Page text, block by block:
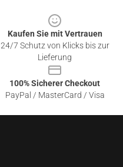
Kaufen Sie mit Vertrauen
24/7 Schutz von Klicks bis zur
Lieferung
100% Sicherer Checkout
PayPal / MasterCard / Visa